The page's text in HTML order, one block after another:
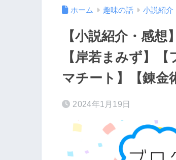
ホーム 趣味の話 小説紹介
【小説紹介・感
【岸若まみず】
マチート】【錬金
2024年1月19日